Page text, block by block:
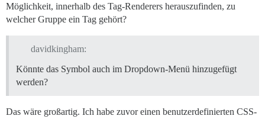
Möglichkeit, innerhalb des Tag-Renderers herauszufinden, zu
welcher Gruppe ein Tag gehört?
davidkingham:
Könnte das Symbol auch im Dropdown-Menü hinzugefügt
werden?
Das wäre großartig. Ich habe zuvor einen benutzerdefinierten CSS-